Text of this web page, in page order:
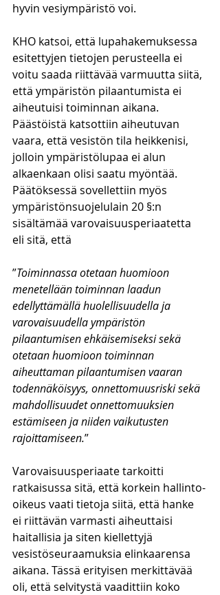
hyvin vesiympäristö voi.
KHO katsoi, että lupahakemuksessa
esitettyjen tietojen perusteella ei
voitu saada riittävää varmuutta siitä,
että ympäristön pilaantumista ei
aiheutuisi toiminnan aikana.
Päästöistä katsottiin aiheutuvan
vaara, että vesistön tila heikkenisi,
jolloin ympäristölupaa ei alun
alkaenkaan olisi saatu myöntää.
Päätöksessä sovellettiin myös
ympäristönsuojelulain 20 §:n
sisältämää varovaisuusperiaatetta
eli sitä, että
”Toiminnassa otetaan huomioon
menetellään toiminnan laadun
edellyttämällä huolellisuudella ja
varovaisuudella ympäristön
pilaantumisen ehkäisemiseksi sekä
otetaan huomioon toiminnan
aiheuttaman pilaantumisen vaaran
todennäköisyys, onnettomuusriski sekä
mahdollisuudet onnettomuuksien
estämiseen ja niiden vaikutusten
rajoittamiseen.”
Varovaisuusperiaate tarkoitti
ratkaisussa sitä, että korkein hallinto-
oikeus vaati tietoja siitä, että hanke
ei riittävän varmasti aiheuttaisi
haitallisia ja siten kiellettyjä
vesistöseuraamuksia elinkaarensa
aikana. Tässä erityisen merkittävää
oli, että selvitystä vaadittiin koko